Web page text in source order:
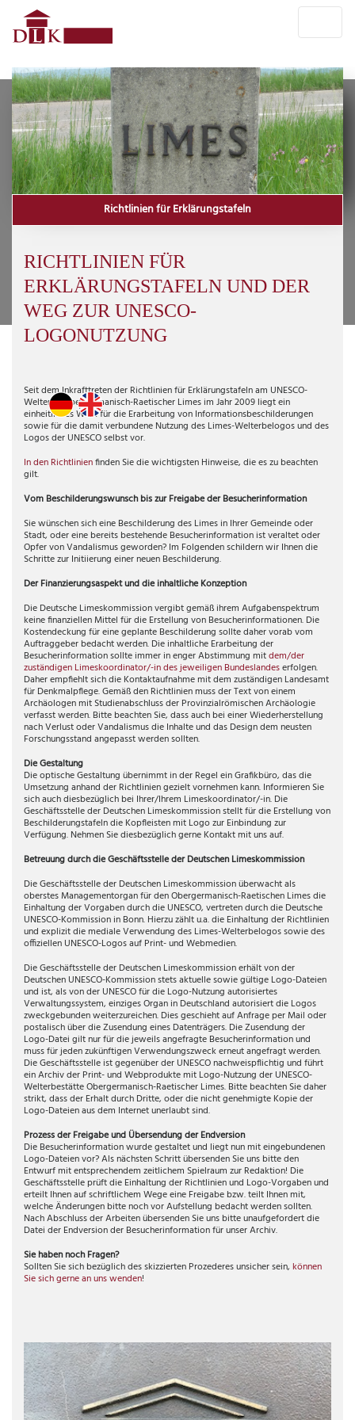
Richtlinien für Erklärungstafeln
RICHTLINIEN FÜR
ERKLÄRUNGSTAFELN UND DER
WEG ZUR UNESCO-
LOGONUTZUNG
Seit dem Inkrafttreten der Richtlinien für Erklärungstafeln am UNESCO-
Welterbe Obergermanisch-Raetischer Limes im Jahr 2009 liegt ein
einheitliches Werk für die Erarbeitung von Informationsbeschilderungen
sowie für die damit verbundene Nutzung des Limes-Welterbelogos und des
Logos der UNESCO selbst vor.
In den Richtlinienfinden Sie die wichtigsten Hinweise, die es zu beachten
gilt.
Vom Beschilderungswunsch bis zur Freigabe der Besucherinformation
Sie wünschen sich eine Beschilderung des Limes in Ihrer Gemeinde oder
Stadt, oder eine bereits bestehende Besucherinformation ist veraltet oder
Opfer von Vandalismus geworden? Im Folgenden schildern wir Ihnen die
Schritte zur Initiierung einer neuen Beschilderung.
Der Finanzierungsaspekt und die inhaltliche Konzeption
Die Deutsche Limeskommission vergibt gemäß ihrem Aufgabenspektrum
keine finanziellen Mittel für die Erstellung von Besucherinformationen. Die
Kostendeckung für eine geplante Beschilderung sollte daher vorab vom
Auftraggeber bedacht werden. Die inhaltliche Erarbeitung der
Besucherinformation sollte immer in enger Abstimmung mitdem/der
zuständigen Limeskoordinator/-in des jeweiligen Bundeslandeserfolgen.
Daher empfiehlt sich die Kontaktaufnahme mit dem zuständigen Landesamt
für Denkmalpflege. Gemäß den Richtlinien muss der Text von einem
Archäologen mit Studienabschluss der Provinzialrömischen Archäologie
verfasst werden. Bitte beachten Sie, dass auch bei einer Wiederherstellung
nach Verlust oder Vandalismus die Inhalte und das Design dem neusten
Forschungsstand angepasst werden sollten.
Die Gestaltung
Die optische Gestaltung übernimmt in der Regel ein Grafikbüro, das die
Umsetzung anhand der Richtlinien gezielt vornehmen kann. Informieren Sie
sich auch diesbezüglich bei Ihrer/Ihrem Limeskoordinator/-in. Die
Geschäftsstelle der Deutschen Limeskommission stellt für die Erstellung von
Beschilderungstafeln die Kopfleisten mit Logo zur Einbindung zur
Verfügung. Nehmen Sie diesbezüglich gerne Kontakt mit uns auf.
Betreuung durch die Geschäftsstelle der Deutschen Limeskommission
Die Geschäftsstelle der Deutschen Limeskommission überwacht als
oberstes Managementorgan für den Obergermanisch-Raetischen Limes die
Einhaltung der Vorgaben durch die UNESCO, vertreten durch die Deutsche
UNESCO-Kommission in Bonn. Hierzu zählt u.a. die Einhaltung der Richtlinien
und explizit die mediale Verwendung des Limes-Welterbelogos sowie des
offiziellen UNESCO-Logos auf Print- und Webmedien.
Die Geschäftsstelle der Deutschen Limeskommission erhält von der
Deutschen UNESCO-Kommission stets aktuelle sowie gültige Logo-Dateien
und ist, als von der UNESCO für die Logo-Nutzung autorisiertes
Verwaltungssystem, einziges Organ in Deutschland autorisiert die Logos
zweckgebunden weiterzureichen. Dies geschieht auf Anfrage per Mail oder
postalisch über die Zusendung eines Datenträgers. Die Zusendung der
Logo-Datei gilt nur für die jeweils angefragte Besucherinformation und
muss für jeden zukünftigen Verwendungszweck erneut angefragt werden.
Die Geschäftsstelle ist gegenüber der UNESCO nachweispflichtig und führt
ein Archiv der Print- und Webprodukte mit Logo-Nutzung der UNESCO-
Welterbestätte Obergermanisch-Raetischer Limes. Bitte beachten Sie daher
strikt, dass der Erhalt durch Dritte, oder die nicht genehmigte Kopie der
Logo-Dateien aus dem Internet unerlaubt sind.
Prozess der Freigabe und Übersendung der Endversion
Die Besucherinformation wurde gestaltet und liegt nun mit eingebundenen
Logo-Dateien vor? Als nächsten Schritt übersenden Sie uns bitte den
Entwurf mit entsprechendem zeitlichem Spielraum zur Redaktion! Die
Geschäftsstelle prüft die Einhaltung der Richtlinien und Logo-Vorgaben und
erteilt Ihnen auf schriftlichem Wege eine Freigabe bzw. teilt Ihnen mit,
welche Änderungen bitte noch vor Aufstellung bedacht werden sollten.
Nach Abschluss der Arbeiten übersenden Sie uns bitte unaufgefordert die
Datei der Endversion der Besucherinformation für unser Archiv.
Sie haben noch Fragen?
Sollten Sie sich bezüglich des skizzierten Prozederes unsicher sein, können
Sie sich gerne an uns wenden!